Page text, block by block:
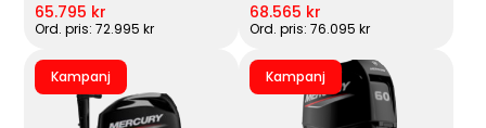
65.795 kr
Ord. pris: 72.995 kr
68.565 kr
Ord. pris: 76.095 kr
Kampanj Kampanj